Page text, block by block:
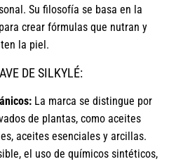
Su filosofía se basa en la
crear fórmulas que nutran y
la piel.
DE SILKYLÉ:
La marca se distingue por
de plantas, como aceites
aceites esenciales y arcillas.
el uso de químicos sintéticos,